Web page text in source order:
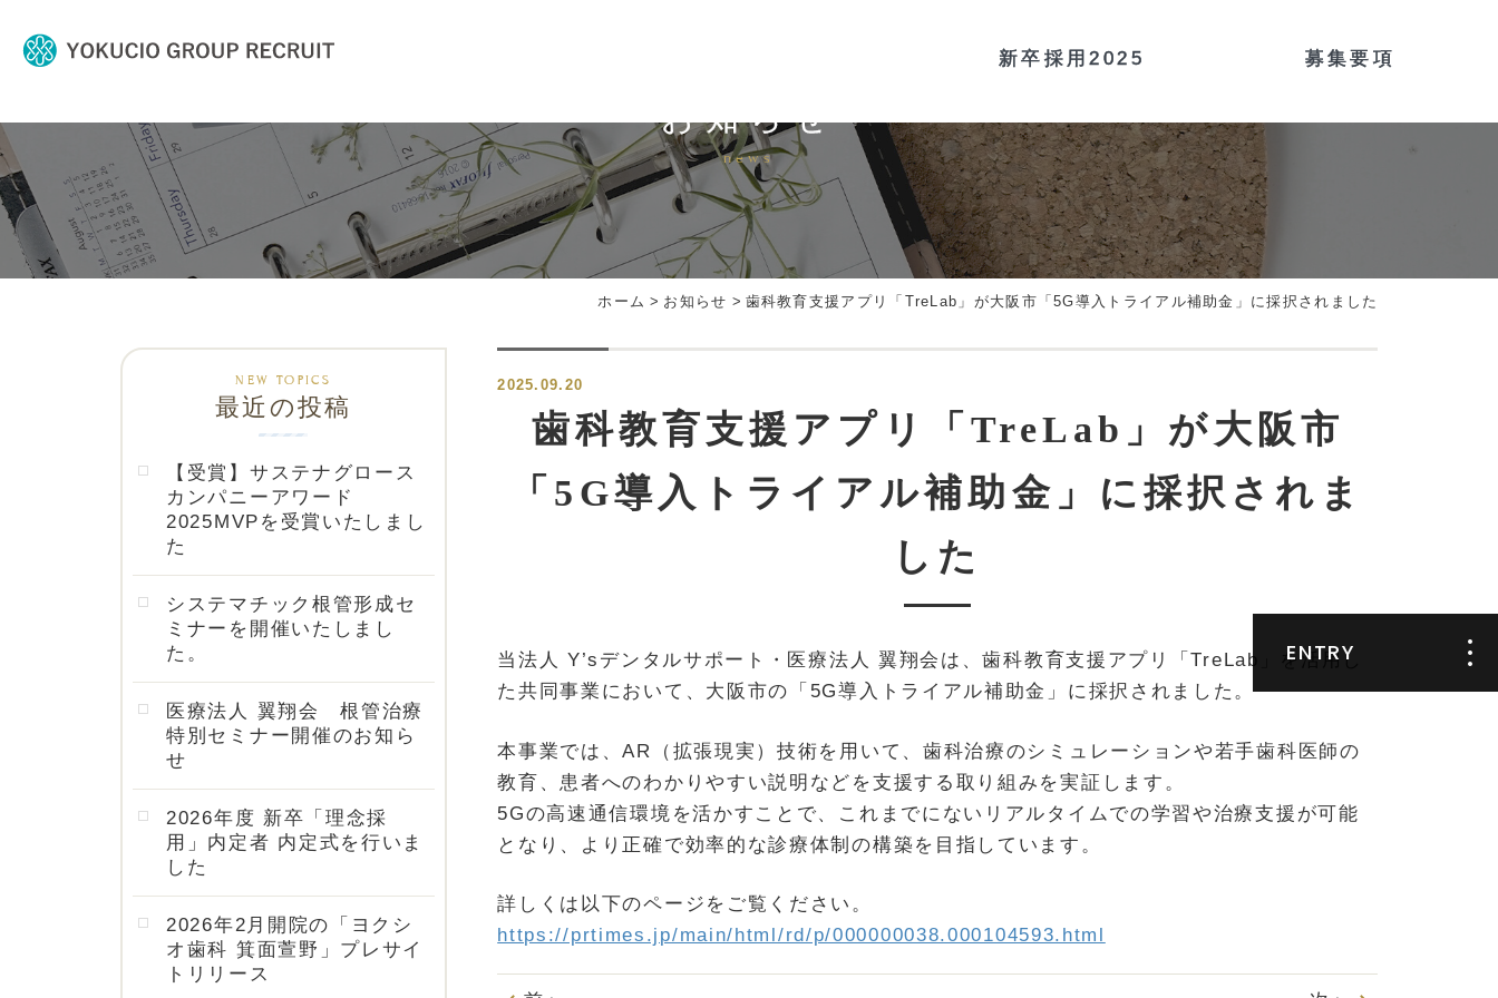
新卒採用2025 募集要項
お知らせ
news
ホーム > お知らせ > 歯科教育支援アプリ「TreLab」が大阪市「5G導入トライアル補助金」に採択されました
2025.09.20
歯科教育支援アプリ「TreLab」が大阪市
「5G導入トライアル補助金」に採択されま
した
当法人 Y’sデンタルサポート・医療法人 翼翔会は、歯科教育支援アプリ「TreLab」を活用し
た共同事業において、大阪市の「5G導入トライアル補助金」に採択されました。
本事業では、AR（拡張現実）技術を用いて、歯科治療のシミュレーションや若手歯科医師の
教育、患者へのわかりやすい説明などを支援する取り組みを実証します。
5Gの高速通信環境を活かすことで、これまでにないリアルタイムでの学習や治療支援が可能
となり、より正確で効率的な診療体制の構築を目指しています。
詳しくは以下のページをご覧ください。
https://prtimes.jp/main/html/rd/p/000000038.000104593.html
最近の投稿
【受賞】サステナグロース
カンパニーアワード
2025MVPを受賞いたしまし
た
システマチック根管形成セ
ミナーを開催いたしまし
た。
医療法人 翼翔会 根管治療
特別セミナー開催のお知ら
せ
2026年度 新卒「理念採
用」内定者 内定式を行いま
した
2026年2月開院の「ヨクシ
オ歯科 箕面萱野」プレサイ
トリリース
ENTRY
ーム